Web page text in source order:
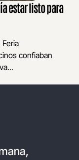
estar listo para
confiaban